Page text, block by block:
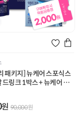
패키지] 뉴케어 스포식스
드링크 1박스 + 뉴케어 스
증정
원 90,000원